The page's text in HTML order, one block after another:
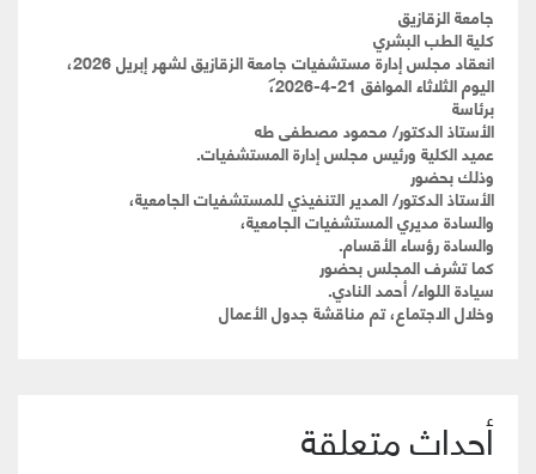
جامعة الزقازيق
كلية الطب البشري
انعقاد مجلس إدارة مستشفيات جامعة الزقازيق لشهر إبريل 2026،
اليوم الثلاثاء الموافق 21-4-2026،
برئاسة
الأستاذ الدكتور/ محمود مصطفى طه
عميد الكلية ورئيس مجلس إدارة المستشفيات.
وذلك بحضور
الأستاذ الدكتور/ المدير التنفيذي للمستشفيات الجامعية،
والسادة مديري المستشفيات الجامعية،
والسادة رؤساء الأقسام.
كما تشرف المجلس بحضور
سيادة اللواء/ أحمد النادي.
وخلال الاجتماع، تم مناقشة جدول الأعمال
أحداث متعلقة